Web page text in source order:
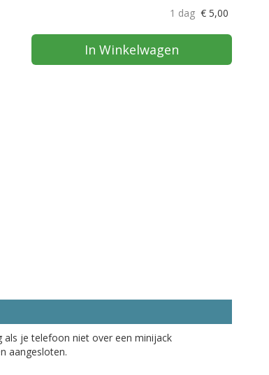
1 dag € 5,00
In Winkelwagen
als je telefoon niet over een minijack
aangesloten.